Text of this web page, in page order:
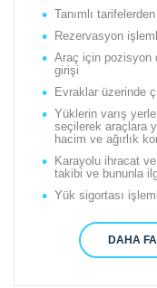
Tanımlı
Rezervasyon
Araç için pozisyon
girişi
Evraklar üzerinde
Yüklerin varış
seçilerek araçlara
hacim ve ağırlık
Karayolu ihracat
takibi ve bununla
Yük sigortası
DAHA